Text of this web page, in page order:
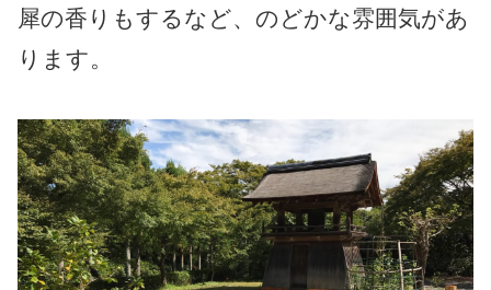
犀の香りもするなど、のどかな雰囲気があ
ります。